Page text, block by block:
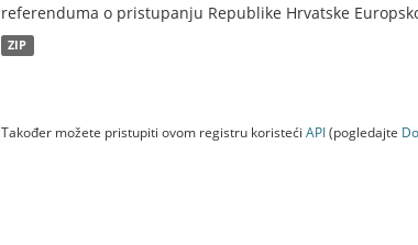
referenduma o pristupanju Republike Hrvatske
ZIP
Također možete pristupiti ovom registru koristeći API(pogledajte